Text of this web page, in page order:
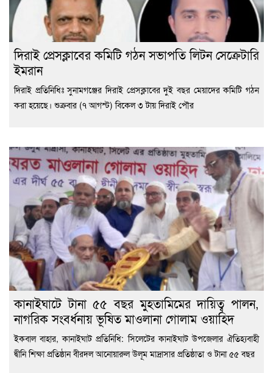
দিরাই প্রেসক্লাবের কমিটি গঠন সভাপতি লিটন সেক্রেটারি
ইমরান
দিরাই প্রতিনিধিঃ সুনামগঞ্জের দিরাই প্রেসক্লাবের দুই বছর মেয়াদের কমিটি গঠন
করা হয়েছে। শুক্রবার (৭ আগস্ট) বিকেল ৩ টায় দিরাই পৌর
কানাইঘাটে টানা ৫৫ বছর মুহতামিমের দায়িত্ব পালন,
নাগরিক সংবর্ধনায় ভূষিত মাওলানা গোলাম ওয়াহিদ
ইকবাল বাহার, কানাইঘাট প্রতিনিধি: সিলেটের কানাইঘাট উপজেলার ঐতিহ্যবাহী
দ্বীনি শিক্ষা প্রতিষ্ঠান বীরদল আনোয়ারুল উলূম মাদ্রাসার প্রতিষ্ঠাতা ও টানা ৫৫ বছর